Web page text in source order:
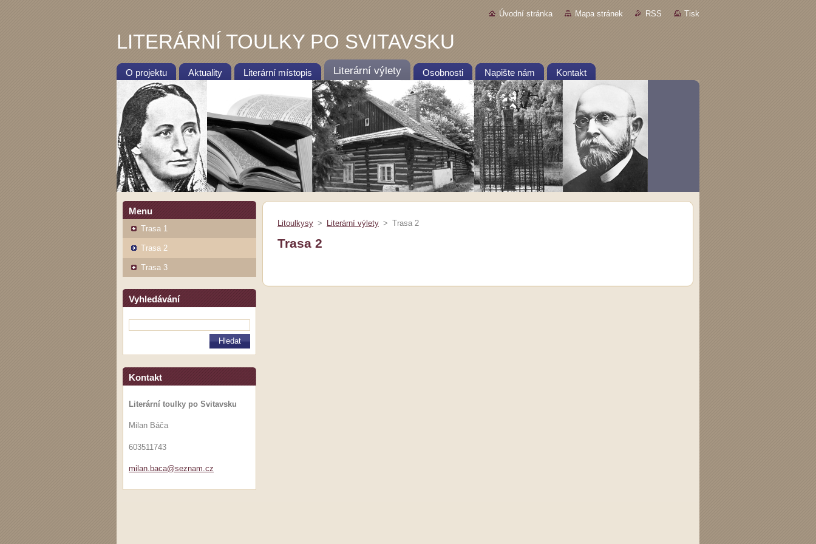
Úvodní stránka Mapa stránek RSS Tisk
LITERÁRNÍ TOULKY PO SVITAVSKU
O projektu Aktuality Literární místopis Literární výlety Osobnosti Napište nám Kontakt
Menu
Trasa 1
Trasa 2
Trasa 3
Vyhledávání
Kontakt
Literární toulky po Svitavsku
Milan Báča
603511743
milan.baca@seznam.cz
Litoulkysy > Literární výlety > Trasa 2
Trasa 2